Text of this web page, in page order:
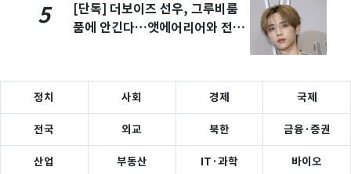
5
[단독] 더보이즈 선우, 그루비룸
품에 안긴다…앳에어리어와 전속
정치 사회 경제 국제
전국 외교 북한 금융·증권
산업 부동산 IT·과학 바이오